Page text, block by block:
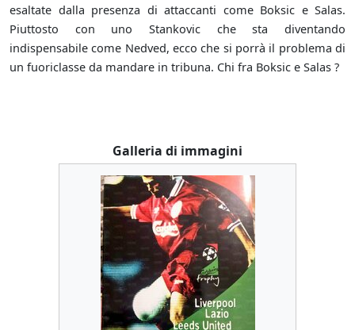
esaltate dalla presenza di attaccanti come Boksic e Salas.
Piuttosto con uno Stankovic che sta diventando
indispensabile come Nedved, ecco che si porrà il problema di
un fuoriclasse da mandare in tribuna. Chi fra Boksic e Salas ?
Galleria di immagini